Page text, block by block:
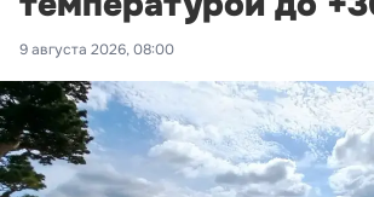
9 августа 2026, 08:00